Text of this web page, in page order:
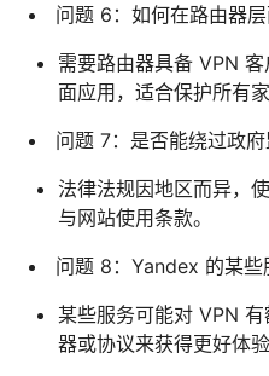
问题 6：如何在路由器层
需要路由器具备 VPN
面应用，适合保护所有家
问题 7：是否能绕过政府
法律法规因地区而异，
与网站使用条款。
问题 8：Yandex 的某些
某些服务可能对 VPN
器或协议来获得更好体验